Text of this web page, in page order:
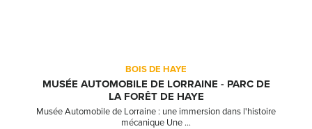
BOIS DE HAYE
MUSÉE AUTOMOBILE DE LORRAINE - PARC DE
LA FORÊT DE HAYE
Musée Automobile de Lorraine : une immersion dans l'histoire
mécanique Une ...